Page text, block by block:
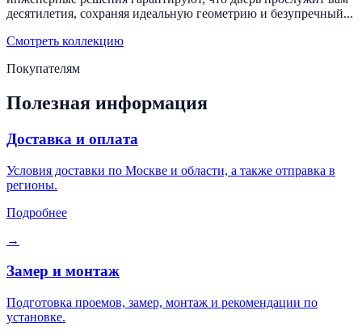
десятилетия, сохраняя идеальную геометрию и безупречный...
Смотреть коллекцию
Покупателям
Полезная информация
Доставка и оплата
Условия доставки по Москве и области, а также отправка в
регионы.
Подробнее
→
Замер и монтаж
Подготовка проемов, замер, монтаж и рекомендации по
установке.